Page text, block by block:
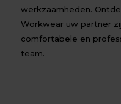
werkzaamheden.
Workwear uw partner
comfortabele en
team.